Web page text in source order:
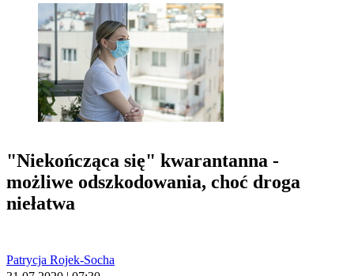
"Niekończąca się" kwarantanna -
możliwe odszkodowania, choć droga
niełatwa
Patrycja Rojek-Socha